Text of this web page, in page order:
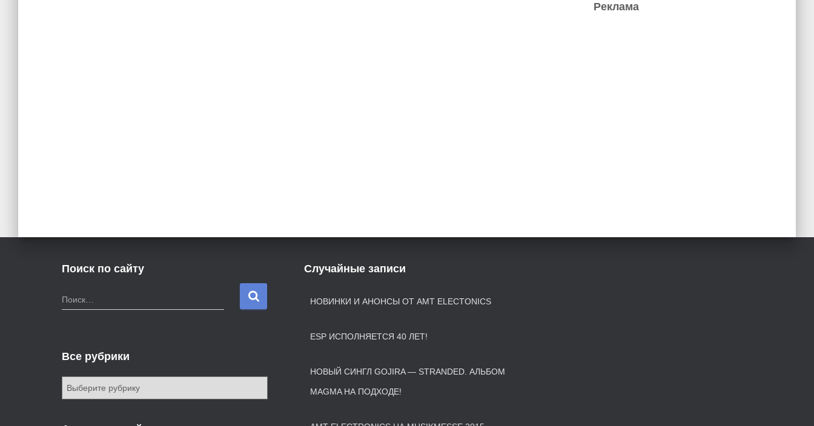
Реклама
Поиск по сайту
Н
а
:
Поиск…
Все рубрики
Случайные записи
НОВИНКИ И АНОНСЫ ОТ AMT ELECTONICS
ESP ИСПОЛНЯЕТСЯ 40 ЛЕТ!
НОВЫЙ СИНГЛ GOJIRA — STRANDED. АЛЬБОМ
MAGMA НА ПОДХОДЕ!